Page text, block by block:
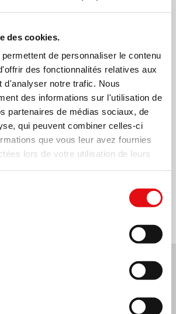
des cookies.
de personnaliser le contenu
des fonctionnalités relatives aux
d'analyser notre trafic. Nous
des informations sur l'utilisation de
partenaires de médias sociaux, de
qui peuvent combiner celles-ci
que vous leur avez fournies
lors de votre utilisation de leurs